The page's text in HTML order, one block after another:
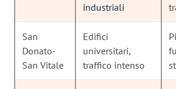
industriali
San
Donato-
San Vitale
Edifici
universitari,
traffico intenso